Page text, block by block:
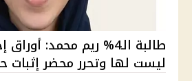
طالبة الـ4% ريم محمد:
ليست لها وتحرر محضر إثبات